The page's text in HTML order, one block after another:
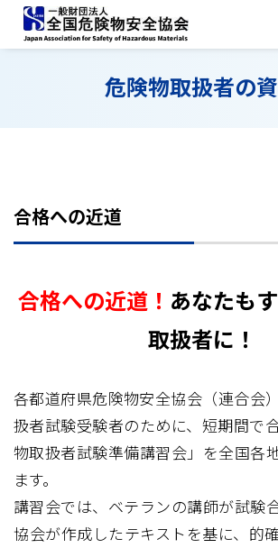
危険物取扱者の
合格への近道
合格への近道！ あなたも
取扱者に！
各都道府県危険物安全協会（連合会
扱者試験受験者のために、短期間で
物取扱者試験準備講習会」を全国各
ます。
講習会では、ベテランの講師が試験
協会が作成したテキストを基に、的